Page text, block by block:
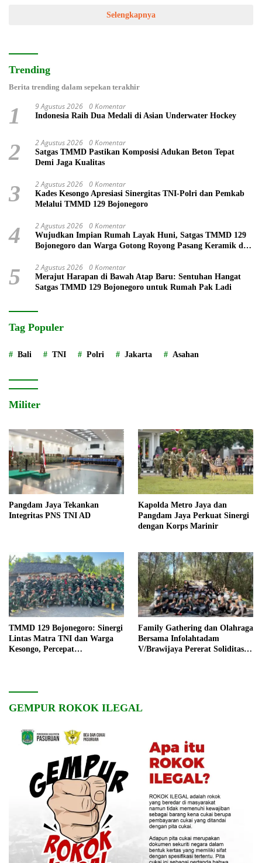
Selengkapnya
Trending
Berita trending dalam sepekan terakhir
1 9 Agustus 2026 0 Komentar
Indonesia Raih Dua Medali di Asian Underwater Hockey
2 2 Agustus 2026 0 Komentar
Satgas TMMD Pastikan Komposisi Adukan Beton Tepat
Demi Jaga Kualitas
3 2 Agustus 2026 0 Komentar
Kades Kesongo Apresiasi Sinergitas TNI-Polri dan Pemkab
Melalui TMMD 129 Bojonegoro
4 2 Agustus 2026 0 Komentar
Wujudkan Impian Rumah Layak Huni, Satgas TMMD 129
Bojonegoro dan Warga Gotong Royong Pasang Keramik di
5 2 Agustus 2026 0 Komentar
Merajut Harapan di Bawah Atap Baru: Sentuhan Hangat
Satgas TMMD 129 Bojonegoro untuk Rumah Pak Ladi
Tag Populer
Bali TNI Polri Jakarta Asahan
Militer
Pangdam Jaya Tekankan
Integritas PNS TNI AD
Kapolda Metro Jaya dan
Pangdam Jaya Perkuat Sinergi
dengan Korps Marinir
TMMD 129 Bojonegoro: Sinergi
Lintas Matra TNI dan Warga
Kesongo, Percepat
Family Gathering dan Olahraga
Bersama Infolahtadam
V/Brawijaya Pererat Soliditas
GEMPUR ROKOK ILEGAL